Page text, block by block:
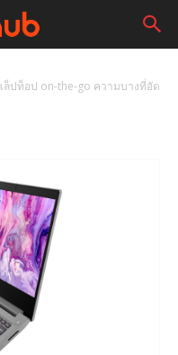
ล็ปท็อป on-the-go ความบางที่อัด